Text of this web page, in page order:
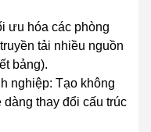
ưu hóa các phòng
tải nhiều nguồn
bảng).
nghiệp: Tạo không
thay đổi cấu trúc